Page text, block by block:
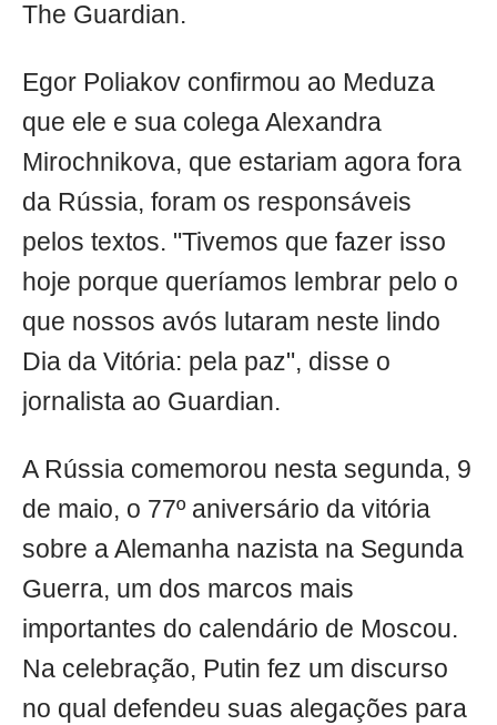
The Guardian.
Egor Poliakov confirmou ao Meduza
que ele e sua colega Alexandra
Mirochnikova, que estariam agora fora
da Rússia, foram os responsáveis
pelos textos. "Tivemos que fazer isso
hoje porque queríamos lembrar pelo o
que nossos avós lutaram neste lindo
Dia da Vitória: pela paz", disse o
jornalista ao Guardian.
A Rússia comemorou nesta segunda, 9
de maio, o 77º aniversário da vitória
sobre a Alemanha nazista na Segunda
Guerra, um dos marcos mais
importantes do calendário de Moscou.
Na celebração, Putin fez um discurso
no qual defendeu suas alegações para